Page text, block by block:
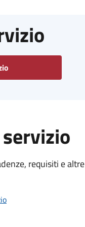
requisiti e